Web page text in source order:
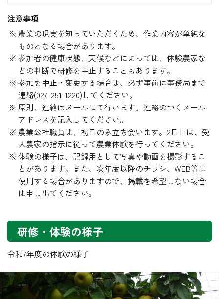
注意事項
農業の現実を知っていただくため、作業内容が単純な
ものとなる場合があります。
参加者の健康状態、天候などによっては、体験農家な
どの判断で研修を中止することもあります。
参加を中止・変更する場合は、必ず事前に事務局まで
連絡(027-251-1220)してください。
原則、連絡はメールにて行います。連絡のつくメール
アドレスを記入してください。
農業公社職員は、初日のみ立ち会います。2日目は、受
入農家の指示に従って農業体験を行ってください。
体験の様子は、記録用として写真や動画を撮影するこ
とがあります。また、次年度以降のチラシ、WEB等に
使用する場合がありますので、掲載を希望しない場合
は申し出てください。
研修・体験の様子
令和7年度の体験の様子